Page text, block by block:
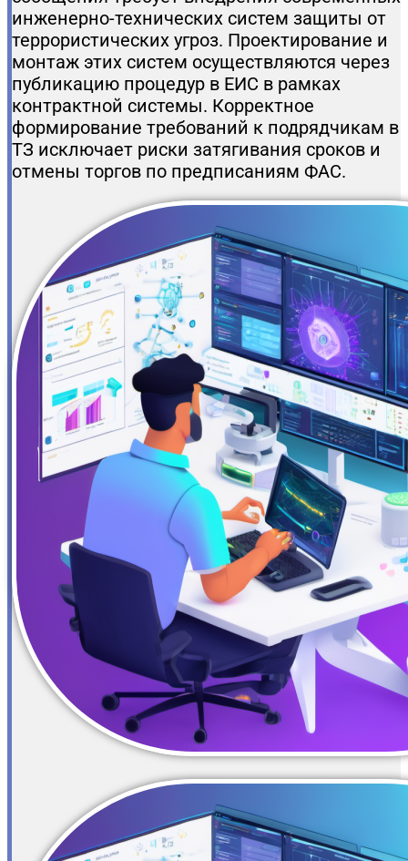
инженерно-технических систем защиты от
террористических угроз. Проектирование и
монтаж этих систем осуществляются через
публикацию процедур в ЕИС в рамках
контрактной системы. Корректное
формирование требований к подрядчикам в
ТЗ исключает риски затягивания сроков и
отмены торгов по предписаниям ФАС.